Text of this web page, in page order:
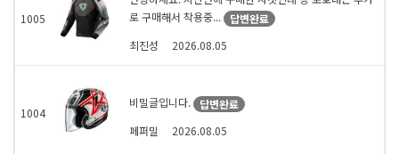
1005
로 구매해서 착용중...
답변완료
최진성
2026.08.05
1004
비밀글입니다.
답변완료
페퍼밀
2026.08.05